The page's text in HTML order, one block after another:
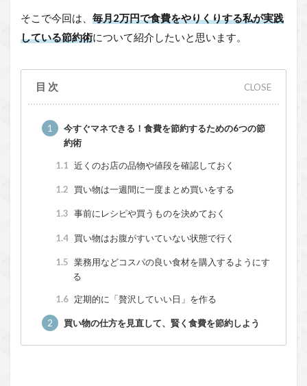
そこで今回は、 毎月2万円で食費をやりくりする私が実践
している節約術について紹介したいと思います。
目次
1
今すぐマネできる！食費を節約するための6つの節
約術
1.1 近くのお店の品物や値段を確認しておく
1.2 買い物は一週間に一度まとめ買いをする
1.3 事前にレシピや買うものを決めておく
1.4 買い物はお腹がすいていない状態で行く
1.5 業務用などコスパの良い食材を購入するようにす
る
1.6 定期的に「贅沢していい日」を作る
2 買い物の仕方を見直して、賢く食費を節約しよう